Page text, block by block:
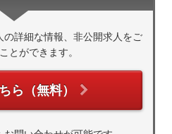
の詳細な情報、非公開求人をご
とができます。
ら（無料）